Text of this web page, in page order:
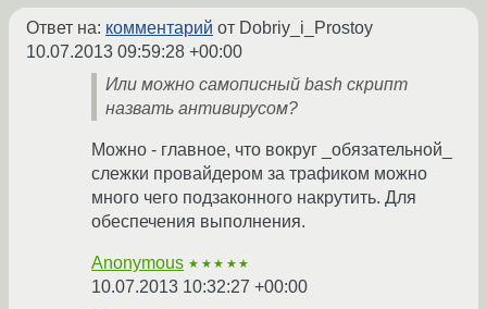
Ответ на: комментарий от Dobriy_i_Prostoy
10.07.2013 09:59:28 +00:00
Или можно самописный bash скрипт
назвать антивирусом?
Можно - главное, что вокруг _обязательной_
слежки провайдером за трафиком можно
много чего подзаконного накрутить. Для
обеспечения выполнения.
Anonymous ★★★★★
10.07.2013 10:32:27 +00:00